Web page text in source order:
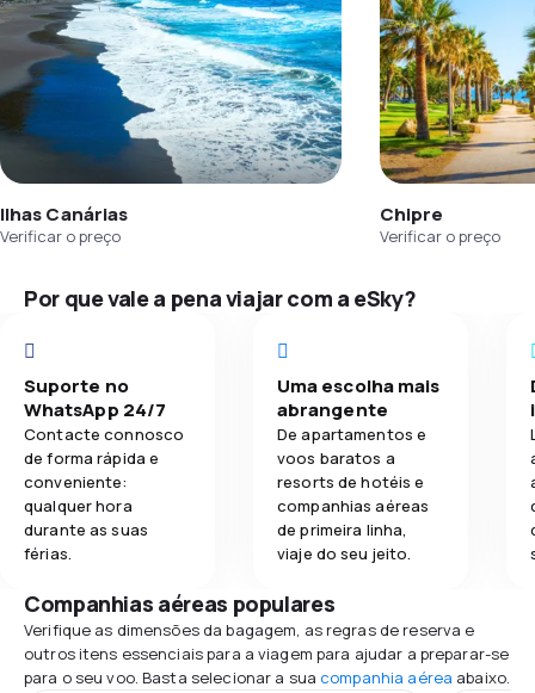
Ilhas Canárias
Verificar o preço
Chipre
Verificar o preço
Por que vale a pena viajar com a eSky?
Suporte no
WhatsApp 24/7
Contacte connosco
de forma rápida e
conveniente:
qualquer hora
durante as suas
férias.
Uma escolha mais
abrangente
De apartamentos e
voos baratos a
resorts de hotéis e
companhias aéreas
de primeira linha,
viaje do seu jeito.
Companhias aéreas populares
Verifique as dimensões da bagagem, as regras de reserva e
outros itens essenciais para a viagem para ajudar a preparar-se
para o seu voo. Basta selecionar a sua companhia aérea abaixo.